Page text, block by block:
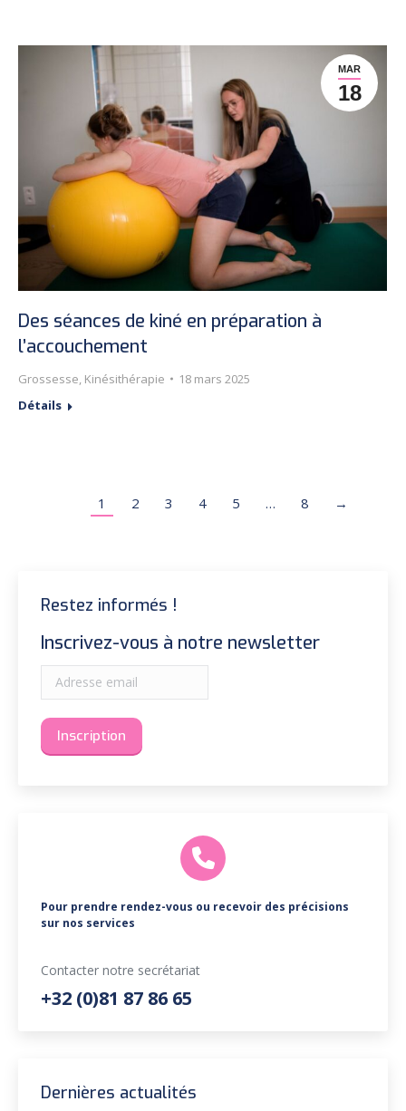
MAR
18
Des séances de kiné en préparation à
l’accouchement
Grossesse, Kinésithérapie
18 mars 2025
Détails
1 2 3 4 5 … 8 →
Restez informés !
Inscrivez-vous à notre newsletter
Pour prendre rendez-vous ou recevoir des précisions
sur nos services
Contacter notre secrétariat
+32 (0)81 87 86 65
Dernières actualités